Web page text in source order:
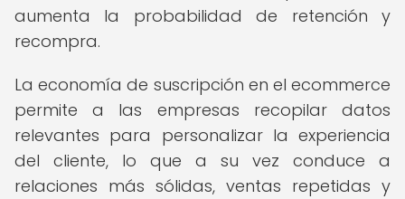
aumenta la probabilidad de retención y
recompra.
La economía de suscripción en el ecommerce
permite a las empresas recopilar datos
relevantes para personalizar la experiencia
del cliente, lo que a su vez conduce a
relaciones más sólidas, ventas repetidas y